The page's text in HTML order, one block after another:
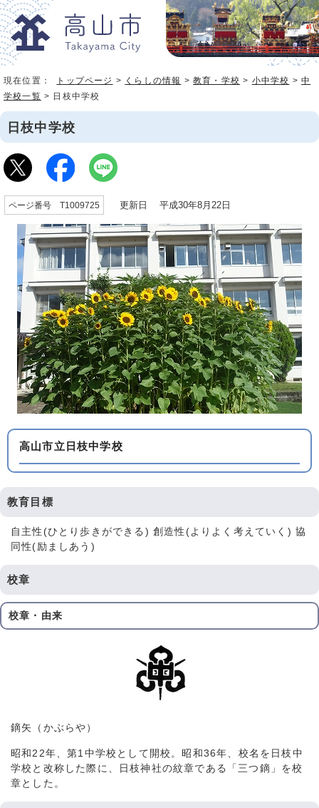
現在位置： トップページ > くらしの情報 >教育・学校 > 小中学校 >中
学校一覧 > 日枝中学校
日枝中学校
ページ番号 T1009725 更新日 平成30年8月22日
高山市立日枝中学校
教育目標
自主性(ひとり歩きができる) 創造性(よりよく考えていく) 協
同性(励ましあう)
校章
校章・由来
鏑矢（かぶらや）
昭和22年、第1中学校として開校。昭和36年、校名を日枝中
学校と改称した際に、日枝神社の紋章である「三つ鏑」を校
章とした。